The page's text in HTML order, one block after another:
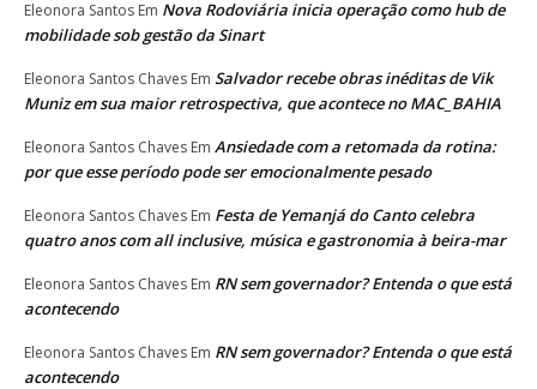
Eleonora Santos Em Nova Rodoviária inicia operação como hub de
mobilidade sob gestão da Sinart
Eleonora Santos Chaves Em Salvador recebe obras inéditas de Vik
Muniz em sua maior retrospectiva, que acontece no MAC_BAHIA
Eleonora Santos Chaves Em Ansiedade com a retomada da rotina:
por que esse período pode ser emocionalmente pesado
Eleonora Santos Chaves Em Festa de Yemanjá do Canto celebra
quatro anos com all inclusive, música e gastronomia à beira-mar
Eleonora Santos Chaves Em RN sem governador? Entenda o que está
acontecendo
Eleonora Santos Chaves Em RN sem governador? Entenda o que está
acontecendo